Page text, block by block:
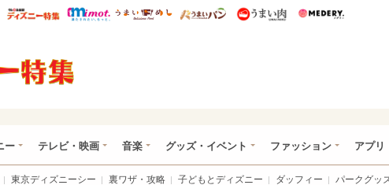
研
ハピママ* ウレぴあ総研 ディズニー特集
mimot. うまいめし うまいパン うまい肉
ー テレビ・映画 音楽 グッズ・イベント ファッション アプリ
東京ディズニーシー 裏ワザ・攻略 子どもとディズニー ダッフィー パークグッ